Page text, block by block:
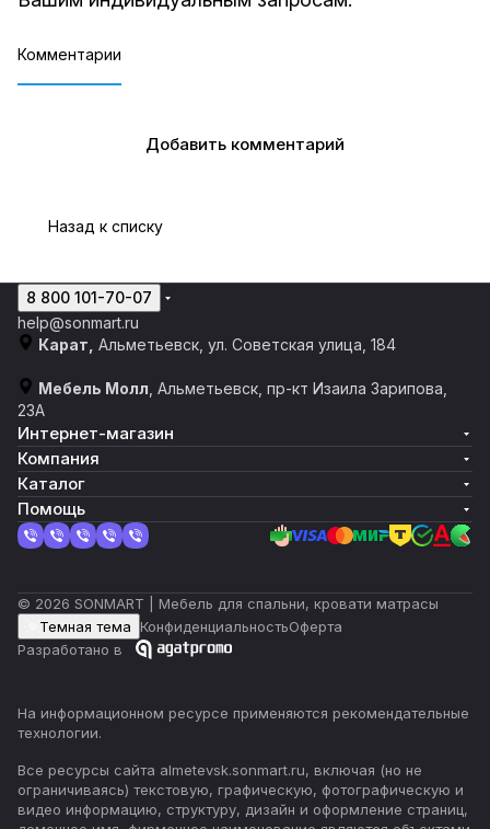
Комментарии
Добавить комментарий
Назад к списку
8 800 101-70-07
help@sonmart.ru
Карат, Альметьевск, ул. Советская улица, 184
Мебель Молл , Альметьевск, пр-кт Изаила Зарипова,
23А
Интернет-магазин
Компания
Каталог
Помощь
© 2026 SONMART | Мебель для спальни, кровати матрасы
Темная тема
КонфиденциальностьОферта
Разработано в
На информационном ресурсе применяются рекомендательные
технологии.
Все ресурсы сайта almetevsk.sonmart.ru, включая (но не
ограничиваясь) текстовую, графическую, фотографическую и
видео информацию, структуру, дизайн и оформление страниц,